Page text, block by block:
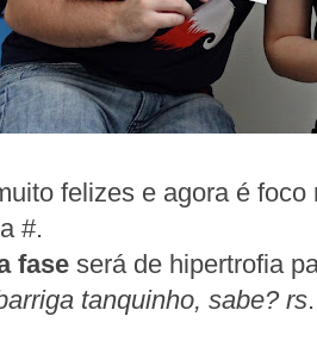
felizes e agora é
#.
fase será de hipertrofia
tanquinho, sabe? rs.